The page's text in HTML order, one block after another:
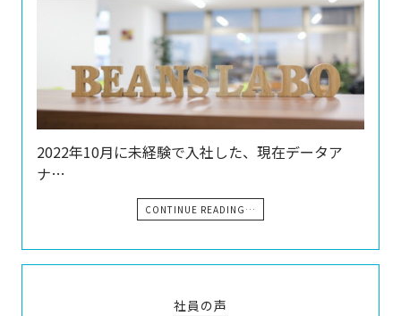
2022年10月に未経験で入社した、現在データア
ナ…
CONTINUE READING…
社員の声